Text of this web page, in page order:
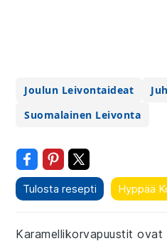
Joulun Leivontaideat
Suomalainen Leivonta
Tulosta resepti Hyppää
Karamellikorvapuustit ovat